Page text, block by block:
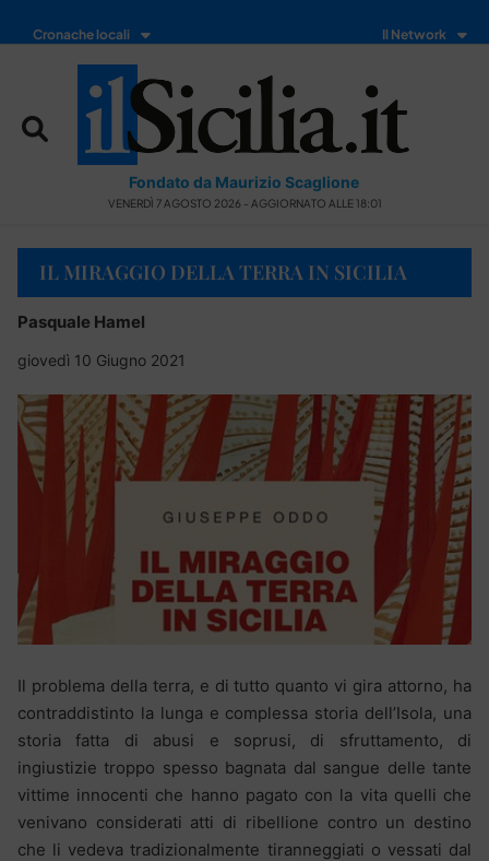
Cronache locali Il Network
Fondato da Maurizio Scaglione
VENERDÌ 7 AGOSTO 2026 - AGGIORNATO ALLE 18:01
IL MIRAGGIO DELLA TERRA IN SICILIA
Pasquale Hamel
giovedì 10 Giugno 2021
Il problema della terra, e di tutto quanto vi gira attorno, ha
contraddistinto la lunga e complessa storia dell’Isola, una
storia fatta di abusi e soprusi, di sfruttamento, di
ingiustizie troppo spesso bagnata dal sangue delle tante
vittime innocenti che hanno pagato con la vita quelli che
venivano considerati atti di ribellione contro un destino
che li vedeva tradizionalmente tiranneggiati o vessati dal